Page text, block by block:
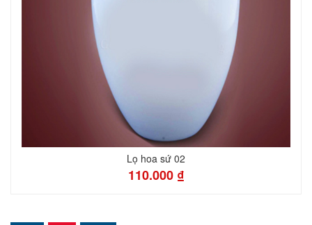
Lọ hoa sứ 02
110.000 ₫